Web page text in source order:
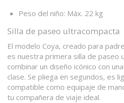
Peso del niño: Máx. 22 kg
Silla de paseo ultracompacta
El modelo Coya, creado para
es nuestra primera silla de paseo
combinar un diseño icónico con
clase. Se pliega en segundos, es
compatible como equipaje de
tu compañera de viaje ideal.